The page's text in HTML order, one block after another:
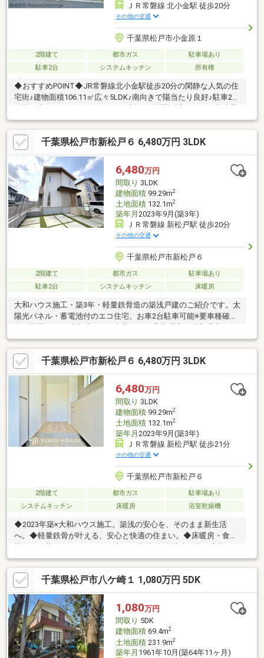
ＪＲ常磐線 北小金駅 徒歩20分
その他の交通
千葉県松戸市小金原１
2階建て 都市ガス
駐車場あり
駐車2台
システムキッチン 所有権
◆おすすめPOINT◆JR常磐線北小金駅徒歩20分の閑静な人気の住
宅街♪建物面積106.11㎡広々5LDK♪南向きで陽当たり良好♪駐車2台
可能（車種による）テラスモール松戸や公園も近くにあり生活環
境良好♪小・中学校15分以内♪子育て環境良好♪リフォーム予定で
す♪詳細担当までお問い合わせください♪～ご成約時、プレゼント
キャンペーン実施中！！～◆ＨouseConciergeは住宅ローンに強
い◆ご購入の流れから資金計画など１から丁寧にご説明・ご提案
致します。オプション工事や火災保険、住宅購入に関わるすべて
においてサポートいたします！
千葉県松戸市新松戸６ 6,480万円 3LDK
6,480万円
間取り 3LDK
建物面積99.29m2
土地面積132.1m2
築年月 2023年9月(築3年)
ＪＲ常磐線 新松戸駅 徒歩20分
その他の交通
千葉県松戸市新松戸６
2階建て 都市ガス
駐車場あり
駐車2台
システムキッチン 床暖房
大和ハウス施工・築3年・軽量鉄骨造の築浅戸建のご紹介です。太
陽光パネル・蓄電池付のエコ住宅、お車2台駐車可能※要車種確認
洗機・宅配ボックス等設備充実◎各居室収納＋ウォークインクロ
ーゼット◎南向きの約19.3帖LDK◎便利な電動式シャッター◎一
部リフォーム済◎近隣に公園あり
千葉県松戸市新松戸６ 6,480万円 3LDK
6,480万円
間取り 3LDK
建物面積99.29m2
土地面積132.1m2
築年月 2023年9月(築3年)
ＪＲ常磐線 新松戸駅 徒歩21分
その他の交通
千葉県松戸市新松戸６
2階建て 都市ガス
駐車場あり
システムキッチン
床暖房 浴室乾燥機
◆2023年築×大和ハウス施工。築浅の安心を、そのまま新生活
へ。◆軽量鉄骨が叶える、安心と快適の住まい。◆床暖房・食洗
機付き。暮らしをワンランク上へ。◆並列2台駐車可能。家族の
カーライフにゆとりを。◆新松戸×南流山、2つの街を使いこなす
暮らし。◆築浅だからこその美しさ。さらに手を加え、気持ちよ
く住める一邸。◆家族の「ちょうどいい」が詰まった、ゆとりの
3LDK。◆大手ハウスメーカー施工の安心感を、ぜひ現地で。◆駅
も、設備も、住み心地も妥協しない住まい。
千葉県松戸市八ケ崎１ 1,080万円 5DK
1,080万円
間取り 5DK
建物面積69.4m2
土地面積231.9m2
築年月 1961年10月(築64年11ヶ月)